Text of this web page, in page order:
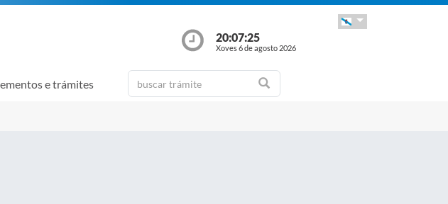
20:07:25
Xoves 6 de agosto 2026
e trámites